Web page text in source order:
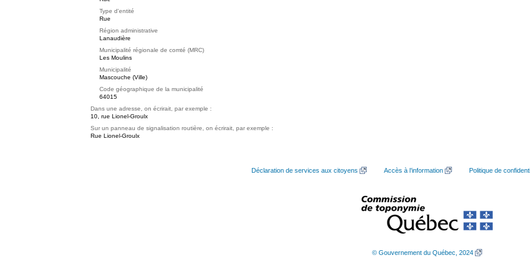
Type d'entité
Rue
Région administrative
Lanaudière
Municipalité régionale de comté (MRC)
Les Moulins
Municipalité
Mascouche (Ville)
Code géographique de la municipalité
64015
Dans une adresse, on écrirait, par exemple :
10, rue Lionel-Groulx
Sur un panneau de signalisation routière, on écrirait, par exemple :
Rue Lionel-Groulx
Déclaration de services aux citoyens Accès à l’information Politique de
© Gouvernement du Québec, 2024